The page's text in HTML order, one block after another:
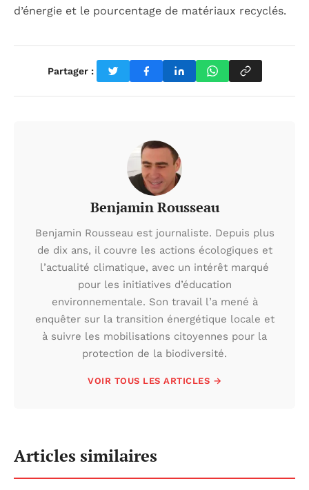
d’énergie et le pourcentage de matériaux recyclés.
Partager :
Benjamin Rousseau
Benjamin Rousseau est journaliste. Depuis plus
de dix ans, il couvre les actions écologiques et
l’actualité climatique, avec un intérêt marqué
pour les initiatives d’éducation
environnementale. Son travail l’a mené à
enquêter sur la transition énergétique locale et
à suivre les mobilisations citoyennes pour la
protection de la biodiversité.
VOIR TOUS LES ARTICLES →
Articles similaires